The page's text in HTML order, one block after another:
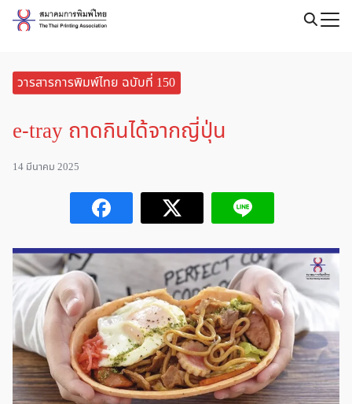
Skip
วารสารการพิมพ์ไทย ฉบับที่ 150
e-tray ถาดกินได้จากญี่ปุ่น
14 มีนาคม 2025